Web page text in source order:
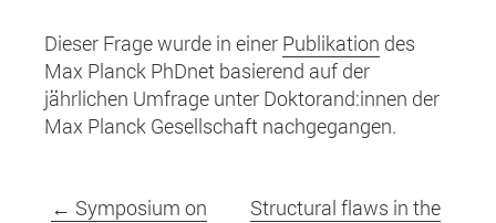
Dieser Frage wurde in einer Publikation des
Max Planck PhDnet basierend auf der
jährlichen Umfrage unter Doktorand:innen der
Max Planck Gesellschaft nachgegangen.
← Symposium on Structural flaws in the